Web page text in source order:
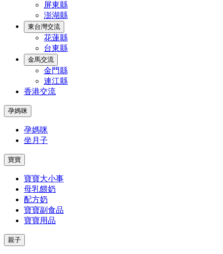
屏東縣
澎湖縣
東台灣交流
花蓮縣
台東縣
金馬交流
金門縣
連江縣
香港交流
孕媽咪
孕媽咪
坐月子
寶寶
寶寶大小事
母乳餵奶
配方奶
寶寶副食品
寶寶用品
親子